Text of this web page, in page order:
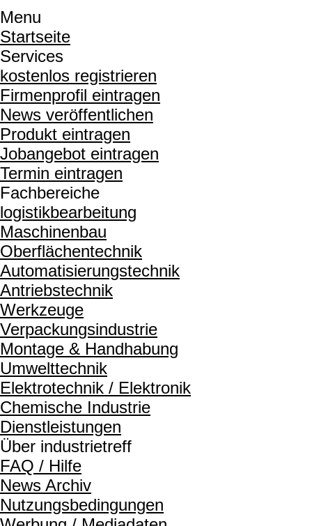
Menu
Startseite
Services
kostenlos registrieren
Firmenprofil eintragen
News veröffentlichen
Produkt eintragen
Jobangebot eintragen
Termin eintragen
Fachbereiche
logistikbearbeitung
Maschinenbau
Oberflächentechnik
Automatisierungstechnik
Antriebstechnik
Werkzeuge
Verpackungsindustrie
Montage & Handhabung
Umwelttechnik
Elektrotechnik / Elektronik
Chemische Industrie
Dienstleistungen
Über industrietreff
FAQ / Hilfe
News Archiv
Nutzungsbedingungen